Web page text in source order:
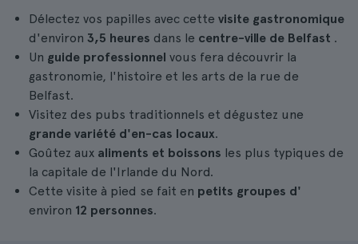
Délectez vos papilles avec cette visite gastronomique
d'environ 3,5 heures dans le centre-ville de Belfast .
Un guide professionnel vous fera découvrir la
gastronomie, l'histoire et les arts de la rue de
Belfast.
Visitez des pubs traditionnels et dégustez une
grande variété d'en-cas locaux.
Goûtez aux aliments et boissons les plus typiques de
la capitale de l'Irlande du Nord.
Cette visite à pied se fait en petits groupes d'
environ 12 personnes.